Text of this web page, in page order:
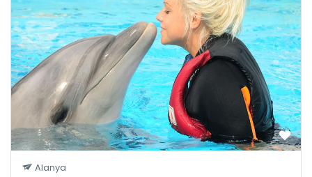
Alanya